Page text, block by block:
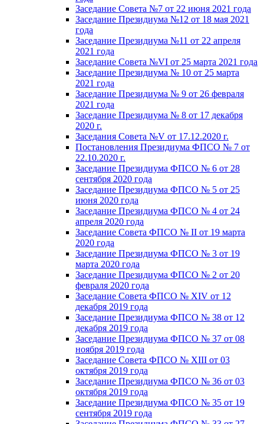
Заседание Совета №7 от 22 июня 2021 года
Заседание Президиума №12 от 18 мая 2021
года
Заседание Президиума №11 от 22 апреля
2021 года
Заседание Совета №VI от 25 марта 2021 года
Заседание Президиума № 10 от 25 марта
2021 года
Заседание Президиума № 9 от 26 февраля
2021 года
Заседание Президиума № 8 от 17 декабря
2020 г.
Заседания Совета №V от 17.12.2020 г.
Постановления Президиума ФПСО № 7 от
22.10.2020 г.
Заседание Президиума ФПСО № 6 от 28
сентября 2020 года
Заседание Президиума ФПСО № 5 от 25
июня 2020 года
Заседание Президиума ФПСО № 4 от 24
апреля 2020 года
Заседание Совета ФПСО № II от 19 марта
2020 года
Заседание Президиума ФПСО № 3 от 19
марта 2020 года
Заседание Президиума ФПСО № 2 от 20
февраля 2020 года
Заседание Совета ФПСО № XIV от 12
декабря 2019 года
Заседание Президиума ФПСО № 38 от 12
декабря 2019 года
Заседание Президиума ФПСО № 37 от 08
ноября 2019 года
Заседание Совета ФПСО № XIII от 03
октября 2019 года
Заседание Президиума ФПСО № 36 от 03
октября 2019 года
Заседание Президиума ФПСО № 35 от 19
сентября 2019 года